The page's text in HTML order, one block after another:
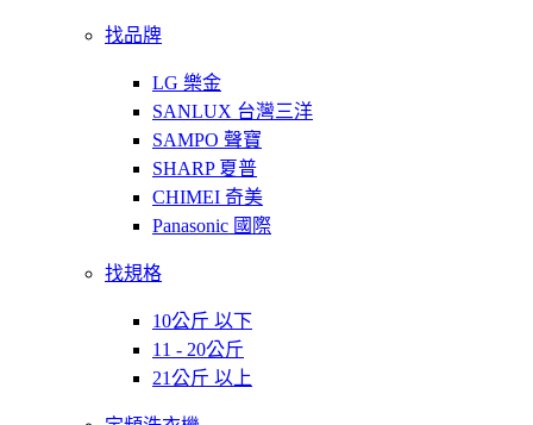
找品牌
LG 樂金
SANLUX 台灣三洋
SAMPO 聲寶
SHARP 夏普
CHIMEI 奇美
Panasonic 國際
找規格
10公斤 以下
11 - 20公斤
21公斤 以上